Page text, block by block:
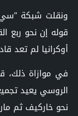
قوله إن نحو ربع
أوكرانيا لم تعد
في موازاة ذلك،
الروسي يعيد
نحو خاركيف ثم